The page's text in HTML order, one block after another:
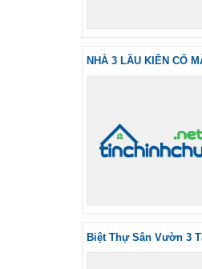
NHÀ 3 LẦU KIÊN CỐ
Biệt Thự Sân Vườn 3